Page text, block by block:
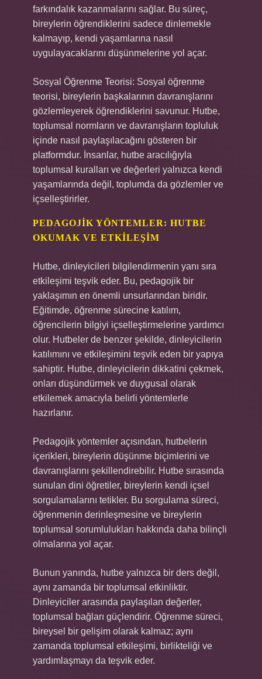
farkındalık kazanmalarını sağlar. Bu süreç,
bireylerin öğrendiklerini sadece dinlemekle
kalmayıp, kendi yaşamlarına nasıl
uygulayacaklarını düşünmelerine yol açar.
Sosyal Öğrenme Teorisi: Sosyal öğrenme
teorisi, bireylerin başkalarının davranışlarını
gözlemleyerek öğrendiklerini savunur. Hutbe,
toplumsal normların ve davranışların topluluk
içinde nasıl paylaşılacağını gösteren bir
platformdur. İnsanlar, hutbe aracılığıyla
toplumsal kuralları ve değerleri yalnızca kendi
yaşamlarında değil, toplumda da gözlemler ve
içselleştirirler.
PEDAGOJIK YÖNTEMLER: HUTBE
OKUMAK VE ETKILEŞIM
Hutbe, dinleyicileri bilgilendirmenin yanı sıra
etkileşimi teşvik eder. Bu, pedagojik bir
yaklaşımın en önemli unsurlarından biridir.
Eğitimde, öğrenme sürecine katılım,
öğrencilerin bilgiyi içselleştirmelerine yardımcı
olur. Hutbeler de benzer şekilde, dinleyicilerin
katılımını ve etkileşimini teşvik eden bir yapıya
sahiptir. Hutbe, dinleyicilerin dikkatini çekmek,
onları düşündürmek ve duygusal olarak
etkilemek amacıyla belirli yöntemlerle
hazırlanır.
Pedagojik yöntemler açısından, hutbelerin
içerikleri, bireylerin düşünme biçimlerini ve
davranışlarını şekillendirebilir. Hutbe sırasında
sunulan dini öğretiler, bireylerin kendi içsel
sorgulamalarını tetikler. Bu sorgulama süreci,
öğrenmenin derinleşmesine ve bireylerin
toplumsal sorumlulukları hakkında daha bilinçli
olmalarına yol açar.
Bunun yanında, hutbe yalnızca bir ders değil,
aynı zamanda bir toplumsal etkinliktir.
Dinleyiciler arasında paylaşılan değerler,
toplumsal bağları güçlendirir. Öğrenme süreci,
bireysel bir gelişim olarak kalmaz; aynı
zamanda toplumsal etkileşimi, birlikteliği ve
yardımlaşmayı da teşvik eder.